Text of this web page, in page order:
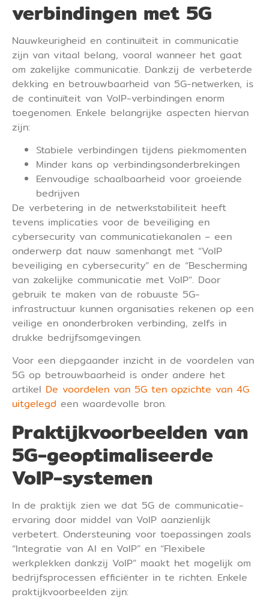
verbindingen met 5G
Nauwkeurigheid en continuïteit in communicatie
zijn van vitaal belang, vooral wanneer het gaat
om zakelijke communicatie. Dankzij de verbeterde
dekking en betrouwbaarheid van 5G-netwerken, is
de continuïteit van VoIP-verbindingen enorm
toegenomen. Enkele belangrijke aspecten hiervan
zijn:
Stabiele verbindingen tijdens piekmomenten
Minder kans op verbindingsonderbrekingen
Eenvoudige schaalbaarheid voor groeiende
bedrijven
De verbetering in de netwerkstabiliteit heeft
tevens implicaties voor de beveiliging en
cybersecurity van communicatiekanalen – een
onderwerp dat nauw samenhangt met “VoIP
beveiliging en cybersecurity” en de “Bescherming
van zakelijke communicatie met VoIP”. Door
gebruik te maken van de robuuste 5G-
infrastructuur kunnen organisaties rekenen op een
veilige en ononderbroken verbinding, zelfs in
drukke bedrijfsomgevingen.
Voor een diepgaander inzicht in de voordelen van
5G op betrouwbaarheid is onder andere het
artikel De voordelen van 5G ten opzichte van 4G
uitgelegd een waardevolle bron.
Praktijkvoorbeelden van
5G-geoptimaliseerde
VoIP-systemen
In de praktijk zien we dat 5G de communicatie-
ervaring door middel van VoIP aanzienlijk
verbetert. Ondersteuning voor toepassingen zoals
“Integratie van AI en VoIP” en “Flexibele
werkplekken dankzij VoIP” maakt het mogelijk om
bedrijfsprocessen efficiënter in te richten. Enkele
praktijkvoorbeelden zijn: